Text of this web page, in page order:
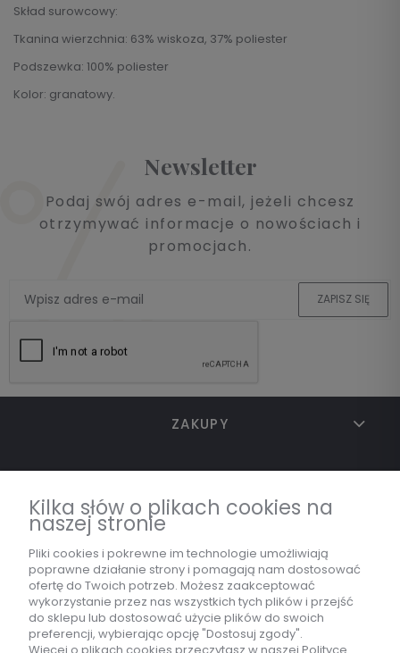
Skład surowcowy:
Tkanina wierzchnia: 63% wiskoza, 37% poliester
Podszewka: 100% poliester
Kolor: granatowy.
Newsletter
Podaj swój adres e-mail, jeżeli chcesz
otrzymywać informacje o nowościach i
promocjach.
ZAPISZ SIĘ
ZAKUPY
INFORMACJE
MARKA
Kilka słów o plikach cookies na
naszej stronie
Pliki cookies i pokrewne im technologie umożliwiają
poprawne działanie strony i pomagają nam dostosować
ofertę do Twoich potrzeb. Możesz zaakceptować
wykorzystanie przez nas wszystkich tych plików i przejść
do sklepu lub dostosować użycie plików do swoich
preferencji, wybierając opcję "Dostosuj zgody".